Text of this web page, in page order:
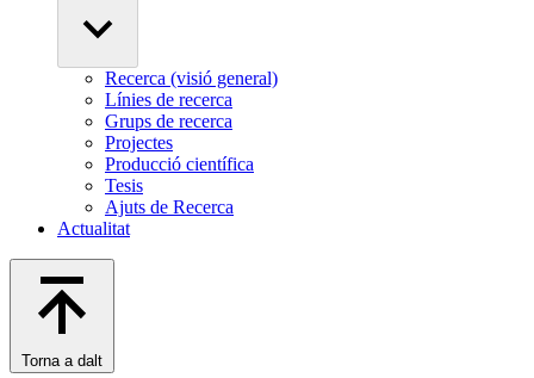
Recerca (visió general)
Línies de recerca
Grups de recerca
Projectes
Producció científica
Tesis
Ajuts de Recerca
Actualitat
Torna a dalt